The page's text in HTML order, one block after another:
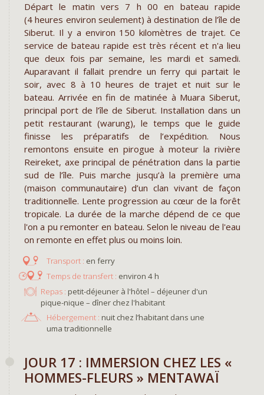
Départ le matin vers 7 h 00 en bateau rapide
(4 heures environ seulement) à destination de l’île de
Siberut. Il y a environ 150 kilomètres de trajet. Ce
service de bateau rapide est très récent et n'a lieu
que deux fois par semaine, les mardi et samedi.
Auparavant il fallait prendre un ferry qui partait le
soir, avec 8 à 10 heures de trajet et nuit sur le
bateau. Arrivée en fin de matinée à Muara Siberut,
principal port de l’île de Siberut. Installation dans un
petit restaurant (warung), le temps que le guide
finisse les préparatifs de l’expédition. Nous
remontons ensuite en pirogue à moteur la rivière
Reireket, axe principal de pénétration dans la partie
sud de l’île. Puis marche jusqu’à la première uma
(maison communautaire) d’un clan vivant de façon
traditionnelle. Lente progression au cœur de la forêt
tropicale. La durée de la marche dépend de ce que
l'on a pu remonter en bateau. Selon le niveau de l'eau
on remonte en effet plus ou moins loin.
en ferry
environ 4 h
Repas : petit-déjeuner à l'hôtel – déjeuner d'un
pique-nique – dîner chez l'habitant
Hébergement : nuit chez l’habitant dans une
uma traditionnelle
JOUR 17 : IMMERSION CHEZ LES «
HOMMES-FLEURS » MENTAWAÏ